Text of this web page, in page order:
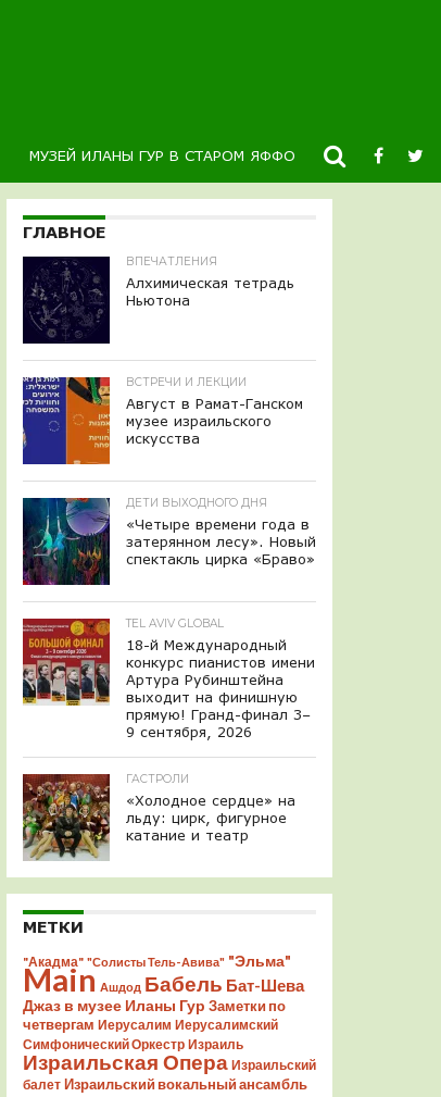
МУЗЕЙ ИЛАНЫ ГУР В СТАРОМ ЯФФО НОВОСТИ
ГЛАВНОЕ
ВПЕЧАТЛЕНИЯ
Алхимическая тетрадь
Ньютона
ВСТРЕЧИ И ЛЕКЦИИ
Август в Рамат-Ганском
музее израильского
искусства
ДЕТИ ВЫХОДНОГО ДНЯ
«Четыре времени года в
затерянном лесу». Новый
спектакль цирка «Браво»
TEL AVIV GLOBAL
18-й Международный
конкурс пианистов имени
Артура Рубинштейна
выходит на финишную
прямую! Гранд-финал 3–
9 сентября, 2026
ГАСТРОЛИ
«Холодное сердце» на
льду: цирк, фигурное
катание и театр
МЕТКИ
"Акадма" "Солисты Тель-Авива" "Эльма"
Main Ашдод Бабель Бат-Шева
Джаз в музее Иланы Гур Заметки по
четвергам Иерусалим Иерусалимский
Симфонический Оркестр Израиль
Израильская Опера Израильский
балет Израильский вокальный ансамбль